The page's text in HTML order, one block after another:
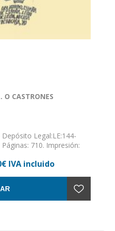
O CASTRONES
Legal:LE:144-
710. Impresión:
Don Pedro (Trapiello,
oficial. Eso digo a la
nombrándosele ya.
las muelas más duras
IVA incluido